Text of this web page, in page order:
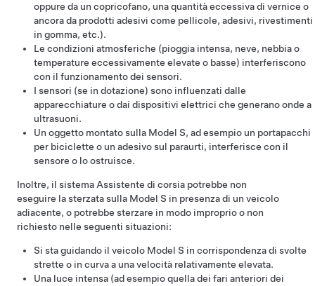
oppure da un copricofano, una quantità eccessiva di vernice o
ancora da prodotti adesivi come pellicole, adesivi, rivestimenti
in gomma, etc.).
Le condizioni atmosferiche (pioggia intensa, neve, nebbia o
temperature eccessivamente elevate o basse) interferiscono
con il funzionamento dei sensori.
I sensori (se in dotazione) sono influenzati dalle
apparecchiature o dai dispositivi elettrici che generano onde a
ultrasuoni.
Un oggetto montato sulla Model S, ad esempio un portapacchi
per biciclette o un adesivo sul paraurti, interferisce con il
sensore o lo ostruisce.
Inoltre, il sistema Assistente di corsia potrebbe non
eseguire la sterzata sulla Model S in presenza di un veicolo
adiacente, o potrebbe sterzare in modo improprio o non
richiesto nelle seguenti situazioni:
Si sta guidando il veicolo Model S in corrispondenza di svolte
strette o in curva a una velocità relativamente elevata.
Una luce intensa (ad esempio quella dei fari anteriori dei